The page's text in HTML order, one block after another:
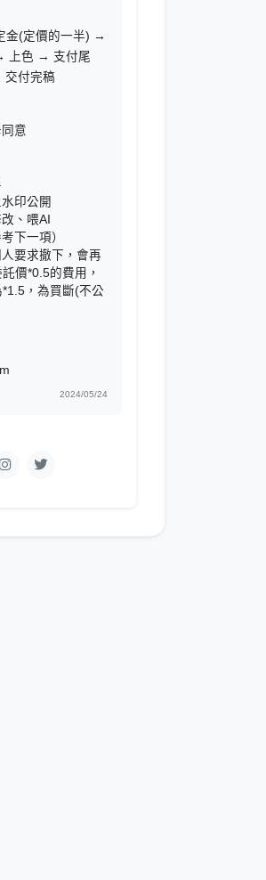
金(定價的一半) →
上色 → 支付尾
付完稿
意
印公開
、喂AI
下一項）
要求撤下，會再
價*0.5的費用，
，為買斷(不公
2024/05/24